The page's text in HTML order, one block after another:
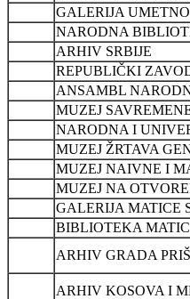
GALERIJA
NARODNA
ARHIV SRBIJE
REPUBLIČKI
ANSAMBL
MUZEJ
NARODNA I
MUZEJ ŽRTAVA
MUZEJ NAIVNE I
MUZEJ NA
GALERIJA MATICE
BIBLIOTEKA
ARHIV GRADA
ARHIV KOSOVA I